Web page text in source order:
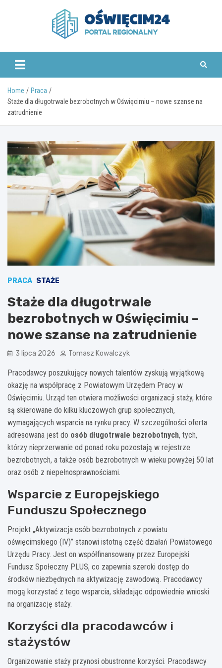
www.oswiecim24.pl
Home
Praca
Staże dla długotrwale bezrobotnych w Oświęcimiu – nowe szanse na
zatrudnienie
PRACA STAŻE
Staże dla długotrwale
bezrobotnych w Oświęcimiu –
nowe szanse na zatrudnienie
3 lipca 2026 Tomasz Kowalczyk
Pracodawcy poszukujący nowych talentów zyskują wyjątkową
okazję na współpracę z Powiatowym Urzędem Pracy w
Oświęcimiu. Urząd ten otwiera możliwości organizacji staży, które
są skierowane do kilku kluczowych grup społecznych,
wymagających wsparcia na rynku pracy. W szczególności oferta
adresowana jest do osób długotrwale bezrobotnych, tych,
którzy nieprzerwanie od ponad roku pozostają w rejestrze
bezrobotnych, a także osób bezrobotnych w wieku powyżej 50 lat
oraz osób z niepełnosprawnościami.
Wsparcie z Europejskiego
Funduszu Społecznego
Projekt „Aktywizacja osób bezrobotnych z powiatu
oświęcimskiego (IV)” stanowi istotną część działań Powiatowego
Urzędu Pracy. Jest on współfinansowany przez Europejski
Fundusz Społeczny PLUS, co zapewnia szeroki dostęp do
środków niezbędnych na aktywizację zawodową. Pracodawcy
mogą korzystać z tego wsparcia, składając odpowiednie wnioski
na organizację staży.
Korzyści dla pracodawców i
stażystów
Organizowanie staży przynosi obustronne korzyści. Pracodawcy